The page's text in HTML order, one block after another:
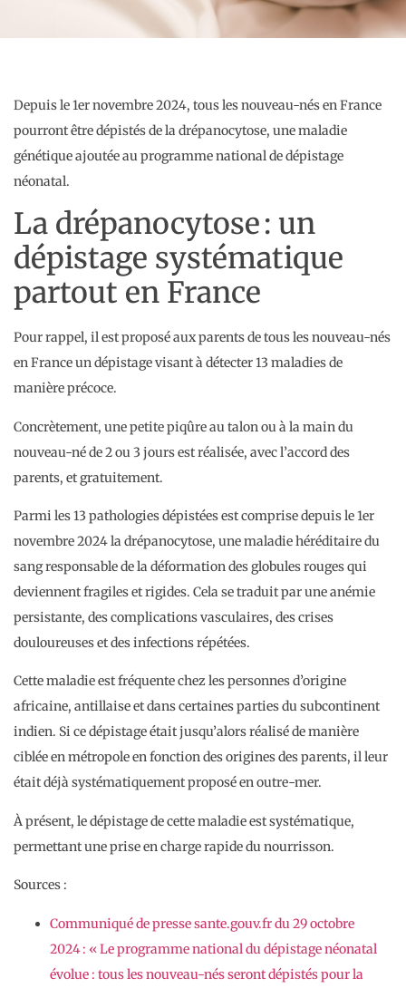
Depuis le 1er novembre 2024, tous les nouveau-nés en France
pourront être dépistés de la drépanocytose, une maladie
génétique ajoutée au programme national de dépistage
néonatal.
La drépanocytose : un
dépistage systématique
partout en France
Pour rappel, il est proposé aux parents de tous les nouveau-nés
en France un dépistage visant à détecter 13 maladies de
manière précoce.
Concrètement, une petite piqûre au talon ou à la main du
nouveau-né de 2 ou 3 jours est réalisée, avec l’accord des
parents, et gratuitement.
Parmi les 13 pathologies dépistées est comprise depuis le 1er
novembre 2024 la drépanocytose, une maladie héréditaire du
sang responsable de la déformation des globules rouges qui
deviennent fragiles et rigides. Cela se traduit par une anémie
persistante, des complications vasculaires, des crises
douloureuses et des infections répétées.
Cette maladie est fréquente chez les personnes d’origine
africaine, antillaise et dans certaines parties du subcontinent
indien. Si ce dépistage était jusqu’alors réalisé de manière
ciblée en métropole en fonction des origines des parents, il leur
était déjà systématiquement proposé en outre-mer.
À présent, le dépistage de cette maladie est systématique,
permettant une prise en charge rapide du nourrisson.
Sources :
Communiqué de presse sante.gouv.fr du 29 octobre
2024 : « Le programme national du dépistage néonatal
évolue : tous les nouveau-nés seront dépistés pour la